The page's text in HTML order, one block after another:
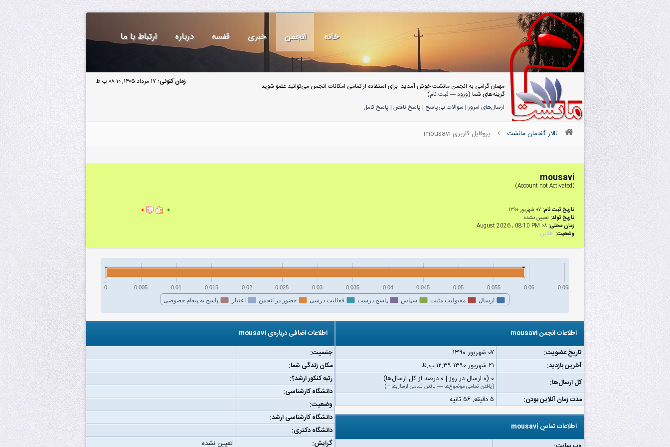
خانه انجمن خبری قفسه درباره ارتباط با ما
زمان کنونی: ۱۷ مرداد ۱۴۰۵, ۰۸:۱۰ ب.ظ
مهمان گرامی به انجمن مانشت خوش آمدید. برای استفاده از تمامی امکانات انجمن می‌توانید عضو شوید.
گزینه‌های شما (ورود—ثبت نام)
ارسال‌های امروز| سوالات بی‌پاسخ | پاسخ ناقص | پاسخ کامل
تالار گفتمان مانشت پروفایل کاربری mousavi
mousavi
(Account not Activated)
تاریخ ثبت نام: ۰۷ شهریور ۱۳۹۰
تاریخ تولد: تعیین نشده
زمان محلی: ۰۸ August 2026 , 08:10 PM
وضعیت: آفلاین
۰ ۰
ارسال مقبولیت مثبت سپاس پاسخ درست فعالیت درسی حضور در انجمن اعتبار پاسخ به پیغام خصوصی
0 0.005 0.01 0.015 0.02 0.025 0.03 0.035 0.04 0.045 0.05 0.055 0.06 0.065
اطلاعات انجمن mousavi
تاریخ عضویت:
۰۷ شهریور ۱۳۹۰
آخرین بازدید:
۲۱ شهریور ۱۳۹۰ ۱۲:۳۹ ب.ظ
کل ارسال‌ها:
۰ (۰ ارسال در روز | ۰ درصد از کل ارسال‌ها)
(یافتن تمامی موضوع‌ها — یافتن تمامی ارسال‌ها -
)
مدت زمان آنلاین بودن: ۵ دقیقه, ۵۶ ثانیه
اطلاعات تماسِ mousavi
اطلاعات اضافی درباره‌ی mousavi
جنسیت:
مکان زندگی شما:
رتبه کنکور ارشد؟:
دانشگاه کارشناسی:
وضعیت:
دانشگاه کارشناسی ارشد:
دانشگاه دکتری:
گرایش:
تعیین نشده